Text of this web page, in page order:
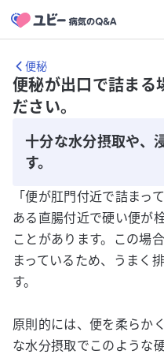
便秘
便秘が出口で詰まる
ださい。
十分な水分摂取や、
す。
「便が肛門付近で詰まっ
ある直腸付近で硬い便が
ことがあります。この場
まっているため、うまく
す。
原則的には、便を柔らか
な水分摂取でこのような